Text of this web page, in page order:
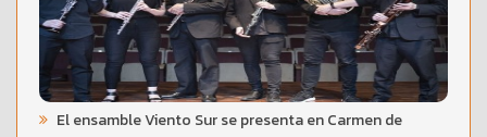
El ensamble Viento Sur se presenta en Carmen de